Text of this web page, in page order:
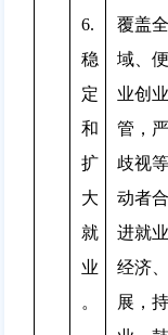
6.
稳
定
和
扩
大
就
业
。
覆盖
域、
业创
管，
歧视
动者
进就
经济
展，